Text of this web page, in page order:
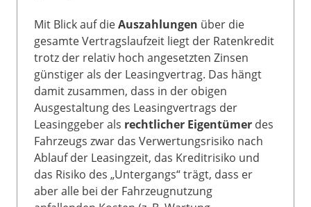
Mit Blick auf dieAuszahlungen über die
gesamte Vertragslaufzeit liegt der Ratenkredit
trotz der relativ hoch angesetzten Zinsen
günstiger als der Leasingvertrag. Das hängt
damit zusammen, dass in der obigen
Ausgestaltung des Leasingvertrags der
Leasinggeber als rechtlicher Eigentümer des
Fahrzeugs zwar das Verwertungsrisiko nach
Ablauf der Leasingzeit, das Kreditrisiko und
das Risiko des „Untergangs“ trägt, dass er
aber alle bei der Fahrzeugnutzung